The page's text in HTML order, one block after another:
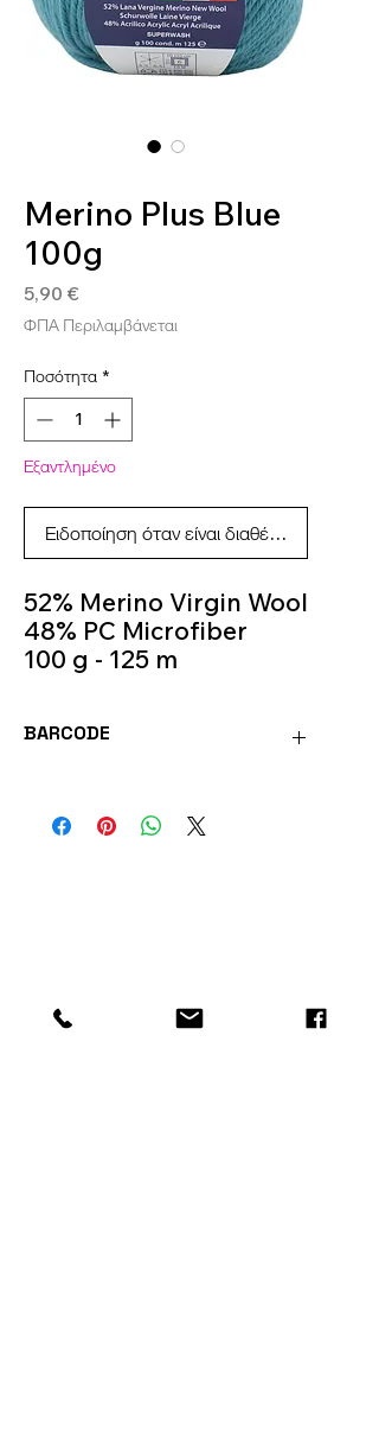
Merino Plus Blue
100g
5,90 €
ΦΠΑ Περιλαμβάνεται
Ποσότητα *
Εξαντλημένο
Ειδοποίηση όταν είναι διαθέσιμο
52% Merino Virgin Wool
48% PC Microfiber
100 g - 125 m
Colour 207
BARCODE